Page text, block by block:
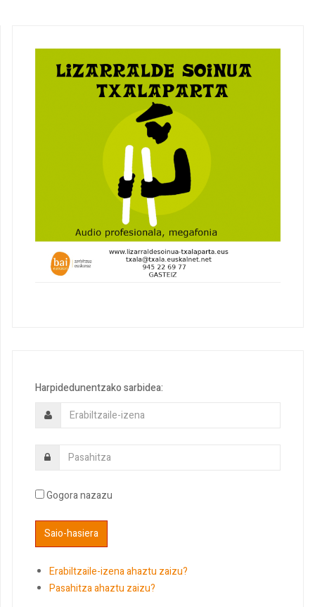
Harpidedunentzako sarbidea:
Gogora nazazu
Erabiltzaile-izena ahaztu zaizu?
Pasahitza ahaztu zaizu?